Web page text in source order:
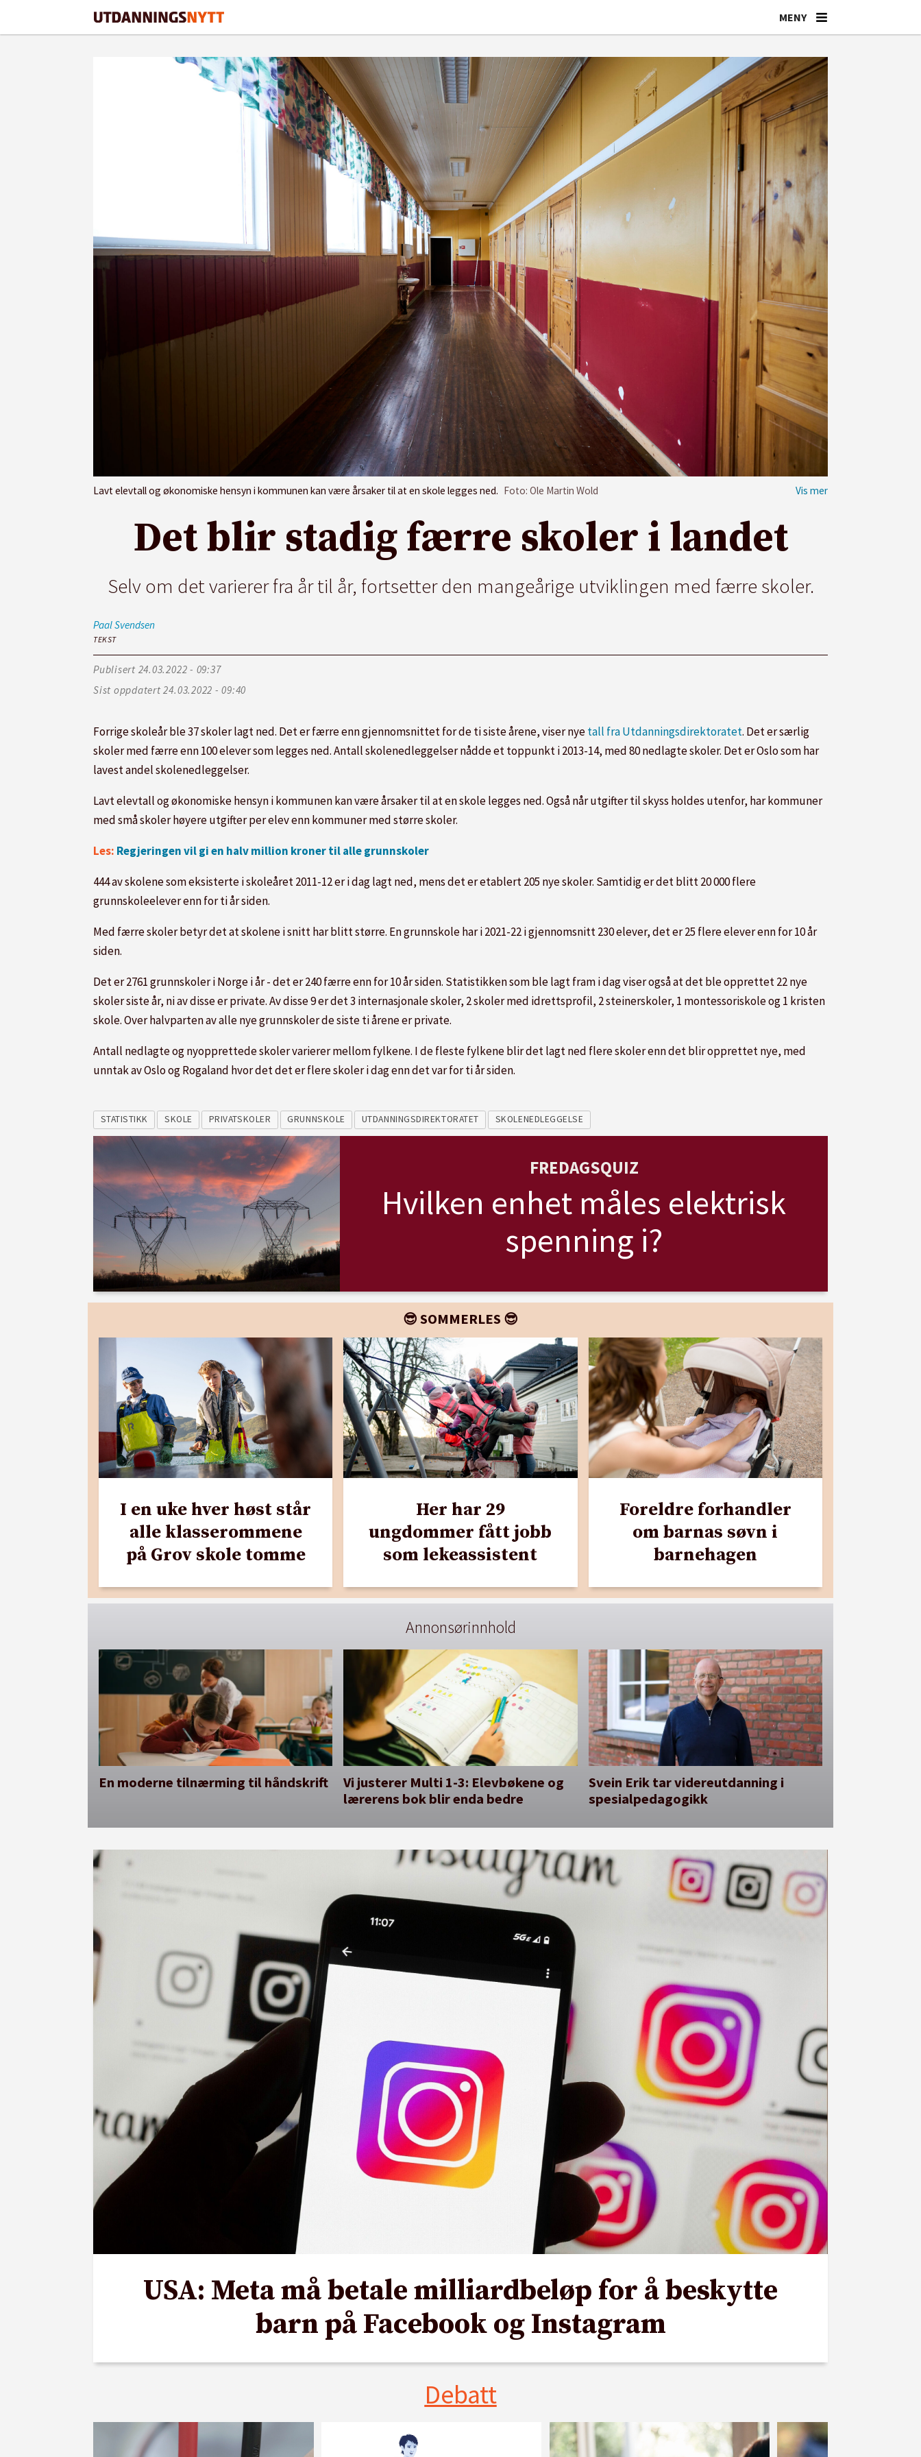
Lavt elevtall og økonomiske hensyn i kommunen kan være årsaker til at en skole legges ned. Foto: Ole Martin Wold
Det blir stadig færre skoler i landet
Selv om det varierer fra år til år, fortsetter den mangeårige utviklingen med færre skoler.
PaalSvendsen
TEKST
Publisert
24.03.2022 - 09:37
Sist oppdatert
24.03.2022 - 09:40
Forrige skoleår ble 37 skoler lagt ned. Det er færre enn gjennomsnittet for de ti siste årene, viser nyetall fra Utdanningsdirektoratet. Det er særlig
skoler med færre enn 100 elever som legges ned. Antall skolenedleggelser nådde et toppunkt i 2013-14, med 80 nedlagte skoler. Det er Oslo som har
lavest andel skolenedleggelser.
Lavt elevtall og økonomiske hensyn i kommunen kan være årsaker til at en skole legges ned. Også når utgifter til skyss holdes utenfor, har kommuner
med små skoler høyere utgifter per elev enn kommuner med større skoler.
Les: Regjeringen vil gi en halv million kroner til alle grunnskoler
444 av skolene som eksisterte i skoleåret 2011-12 er i dag lagt ned, mens det er etablert 205 nye skoler. Samtidig er det blitt 20 000 flere
grunnskoleelever enn for ti år siden.
Med færre skoler betyr det at skolene i snitt har blitt større. En grunnskole har i 2021-22 i gjennomsnitt 230 elever, det er 25 flere elever enn for 10 år
siden.
Det er 2761 grunnskoler i Norge i år - det er 240 færre enn for 10 år siden. Statistikken som ble lagt fram i dag viser også at det ble opprettet 22 nye
skoler siste år, ni av disse er private. Av disse 9 er det 3 internasjonale skoler, 2 skoler med idrettsprofil, 2 steinerskoler, 1 montessoriskole og 1 kristen
skole. Over halvparten av alle nye grunnskoler de siste ti årene er private.
Antall nedlagte og nyopprettede skoler varierer mellom fylkene. I de fleste fylkene blir det lagt ned flere skoler enn det blir opprettet nye, med
unntak av Oslo og Rogaland hvor det det er flere skoler i dag enn det var for ti år siden.
STATISTIKK SKOLE PRIVATSKOLER GRUNNSKOLE UTDANNINGSDIREKTORATET SKOLENEDLEGGELSE
FREDAGSQUIZ
Hvilken enhet måles elektrisk
spenning i?
😎 SOMMERLES 😎
I en uke hver høst står
alle klasserommene
på Grov skole tomme
Her har 29
ungdommer fått jobb
som lekeassistent
Foreldre forhandler
om barnas søvn i
barnehagen
Annonsørinnhold
En moderne tilnærming til håndskrift
Vi justerer Multi 1-3: Elevbøkene og
lærerens bok blir enda bedre
Svein Erik tar videreutdanning i
spesialpedagogikk
USA: Meta må betale milliardbeløp for å beskytte
barn på Facebook og Instagram
Debatt